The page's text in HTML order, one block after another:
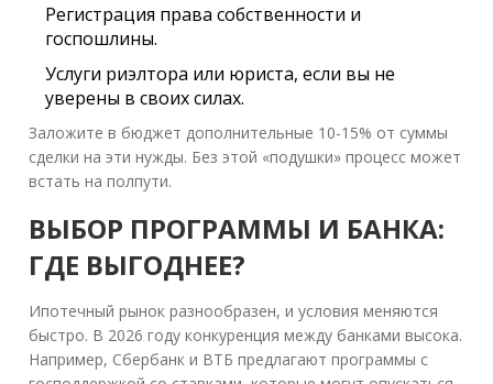
Регистрация права собственности и
госпошлины.
Услуги риэлтора или юриста, если вы не
уверены в своих силах.
Заложите в бюджет дополнительные 10-15% от суммы
сделки на эти нужды. Без этой «подушки» процесс может
встать на полпути.
ВЫБОР ПРОГРАММЫ И БАНКА:
ГДЕ ВЫГОДНЕЕ?
Ипотечный рынок разнообразен, и условия меняются
быстро. В 2026 году конкуренция между банками высока.
Например, Сбербанк и ВТБ предлагают программы с